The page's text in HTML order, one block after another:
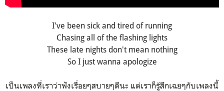
I've been sick and tired of running
Chasing all of the flashing lights
These late nights don't mean nothing
So I just wanna apologize
เป็นเพลงที่เราว่าฟังเรื่อยๆสบายๆดีนะ แต่เราก็รู้สึกเฉยๆกับเพลงนี้